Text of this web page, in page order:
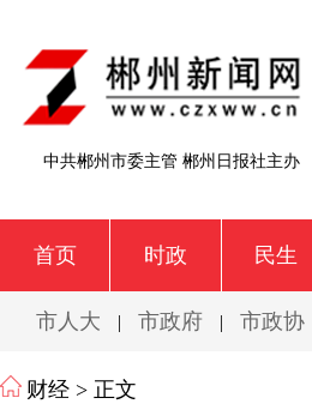
中共郴州市委主管 郴州日报社主办
首页 时政 民生
市人大 | 市政府 | 市政协
财经 > 正文